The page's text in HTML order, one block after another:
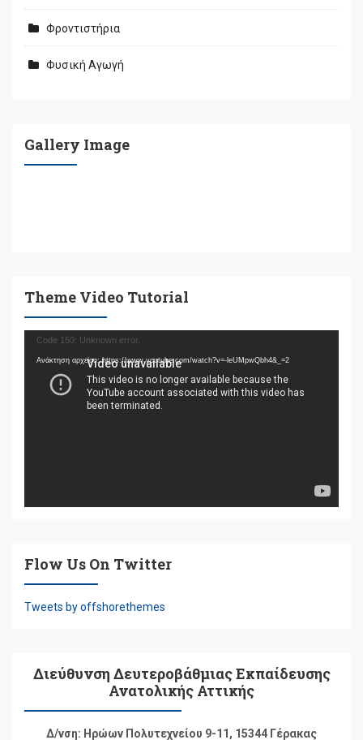
Φροντιστήρια
Φυσική Αγωγή
Gallery Image
Theme Video Tutorial
Πρόγραμμα
Αναπαραγωγής
Βίντεο
Code 150: Unknown error.
Ανάκτηση αρχείου: https://www.youtube.com/watch?v=-leUMpwQbh4&_=2
Flow Us On Twitter
Tweets by offshorethemes
Διεύθυνση Δευτεροβάθμιας Εκπαίδευσης
Ανατολικής Αττικής
Δ/νση: Ηρώων Πολυτεχνείου 9-11, 15344 Γέρακας